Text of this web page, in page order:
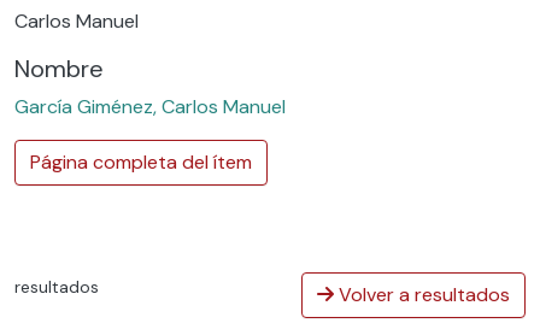
Carlos Manuel
Nombre
García Giménez, Carlos Manuel
Página completa del ítem
resultados Volver a resultados